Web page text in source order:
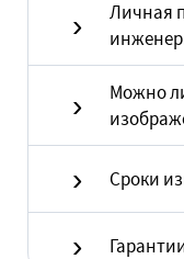
Личная
Можно
Сроки